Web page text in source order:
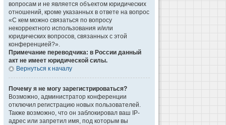
вопросам и не является объектом юридических
отношений, кроме указанных в ответе на вопрос
«С кем можно связаться по вопросу
некорректного использования и/или
юридических вопросов, связанных с этой
конференцией?».
Примечание переводчика: в России данный
акт не имеет юридической силы.
Вернуться к началу
Почему я не могу зарегистрироваться?
Возможно, администратор конференции
отключил регистрацию новых пользователей.
Также возможно, что он заблокировал ваш IP-
адрес или запретил имя, под которым вы